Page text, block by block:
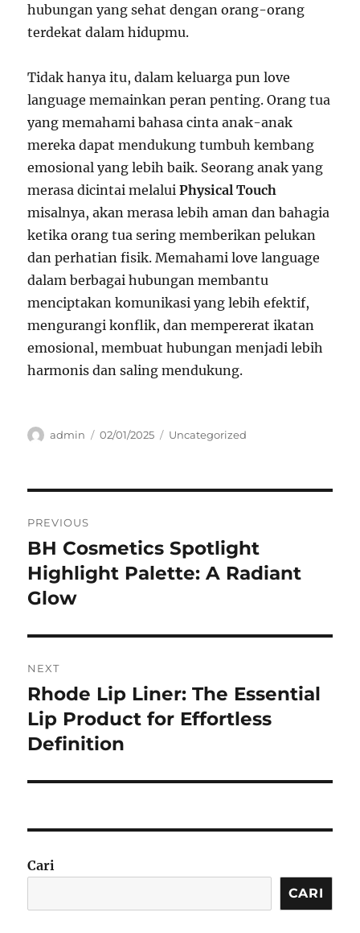
hubungan yang sehat dengan orang-orang
terdekat dalam hidupmu.
Tidak hanya itu, dalam keluarga pun love
language memainkan peran penting. Orang tua
yang memahami bahasa cinta anak-anak
mereka dapat mendukung tumbuh kembang
emosional yang lebih baik. Seorang anak yang
merasa dicintai melaluiPhysical Touch
misalnya, akan merasa lebih aman dan bahagia
ketika orang tua sering memberikan pelukan
dan perhatian fisik. Memahami love language
dalam berbagai hubungan membantu
menciptakan komunikasi yang lebih efektif,
mengurangi konflik, dan mempererat ikatan
emosional, membuat hubungan menjadi lebih
harmonis dan saling mendukung.
Author
admin
Posted
02/01/2025 Categories
Uncategorized
pos
PREVIOUS
Previous
post:
BH Cosmetics Spotlight
Highlight Palette: A Radiant
Glow
NEXT
Next
post:
Rhode Lip Liner: The Essential
Lip Product for Effortless
Definition
Cari
CARI